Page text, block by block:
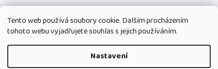
Tento web používá soubory cookie. Dalším procházením
tohoto webu vyjadřujete souhlas s jejich používáním.
Nastavení
Copyright 2026Paruky Jilly Lenau s.r.o.. Všechna práva vyhrazena.